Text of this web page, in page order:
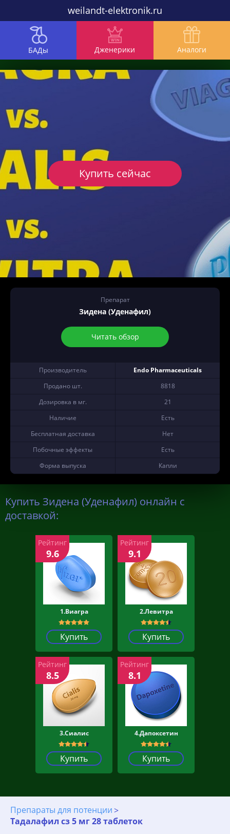
weilandt-elektronik.ru
БАДы Дженерики Аналоги
Препарат
Зидена (Уденафил)
Читать обзор
Производитель
Endo Pharmaceuticals
Продано шт.
8818
Дозировка в мг.
21
Наличие
Есть
Бесплатная доставка
Нет
Побочные эффекты
Есть
Форма выпуска
Капли
Купить сейчас
Купить Зидена (Уденафил) онлайн с
доставкой:
1.Виагра
Купить
Рейтинг
9.6
2.Левитра
Купить
Рейтинг
9.1
3.Сиалис
Купить
Рейтинг
8.5
4.Дапоксетин
Купить
Рейтинг
8.1
Препараты для потенции
Тадалафил сз 5 мг 28 таблеток